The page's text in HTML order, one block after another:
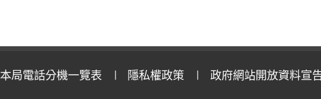
本局電話分機一覽表 隱私權政策 政府網站開放資料宣